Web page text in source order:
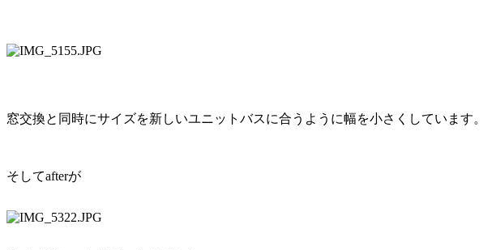
窓交換と同時にサイズを新しいユニットバスに合うように幅を小さくしています。
そしてafterが